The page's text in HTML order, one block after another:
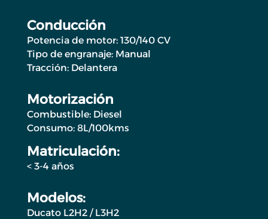
Conducción
Potencia de motor: 130/140 CV
Tipo de engranaje: Manual
Tracción: Delantera
Motorización
Combustible: Diesel
Consumo: 8L/100kms
Matriculación:
< 3-4 años
Modelos:
Ducato L2H2 / L3H2